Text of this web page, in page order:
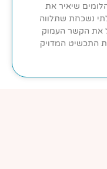
שיאיר את
נשכחת שתלווה
את הקשר העמוק
התכשיט המדויק